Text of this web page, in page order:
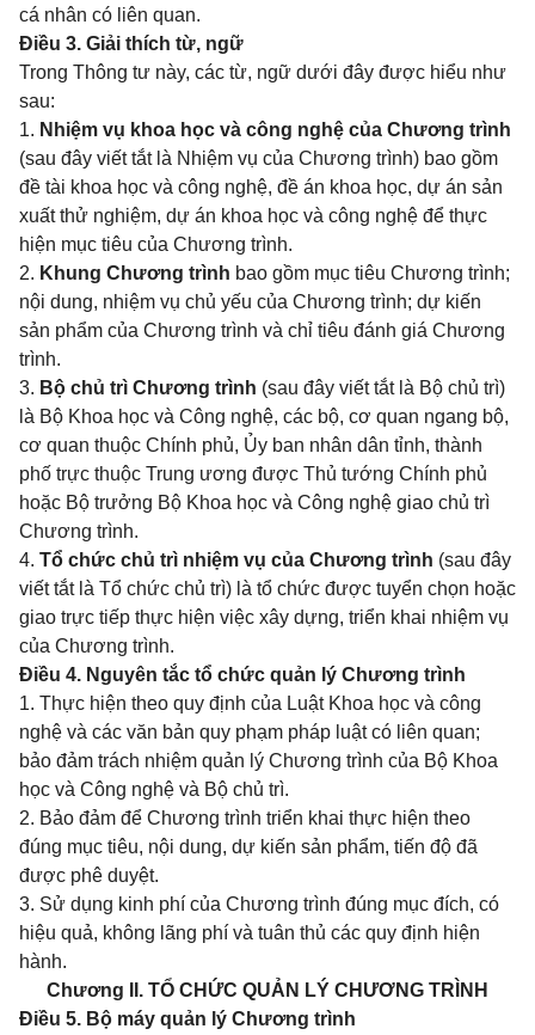
cá nhân có liên quan.
Điều 3. Giải thích từ, ngữ
Trong Thông tư này, các từ, ngữ dưới đây được hiểu như
sau:
1. Nhiệm vụ khoa học và công nghệ của Chương trình
(sau đây viết tắt là Nhiệm vụ của Chương trình) bao gồm
đề tài khoa học và công nghệ, đề án khoa học, dự án sản
xuất thử nghiệm, dự án khoa học và công nghệ để thực
hiện mục tiêu của Chương trình.
2. Khung Chương trình bao gồm mục tiêu Chương trình;
nội dung, nhiệm vụ chủ yếu của Chương trình; dự kiến
sản phẩm của Chương trình và chỉ tiêu đánh giá Chương
trình.
3. Bộ chủ trì Chương trình (sau đây viết tắt là Bộ chủ trì)
là Bộ Khoa học và Công nghệ, các bộ, cơ quan ngang bộ,
cơ quan thuộc Chính phủ, Ủy ban nhân dân tỉnh, thành
phố trực thuộc Trung ương được Thủ tướng Chính phủ
hoặc Bộ trưởng Bộ Khoa học và Công nghệ giao chủ trì
Chương trình.
4. Tổ chức chủ trì nhiệm vụ của Chương trình (sau đây
viết tắt là Tổ chức chủ trì) là tổ chức được tuyển chọn hoặc
giao trực tiếp thực hiện việc xây dựng, triển khai nhiệm vụ
của Chương trình.
Điều 4. Nguyên tắc tổ chức quản lý Chương trình
1. Thực hiện theo quy định của Luật Khoa học và công
nghệ và các văn bản quy phạm pháp luật có liên quan;
bảo đảm trách nhiệm quản lý Chương trình của Bộ Khoa
học và Công nghệ và Bộ chủ trì.
2. Bảo đảm để Chương trình triển khai thực hiện theo
đúng mục tiêu, nội dung, dự kiến sản phẩm, tiến độ đã
được phê duyệt.
3. Sử dụng kinh phí của Chương trình đúng mục đích, có
hiệu quả, không lãng phí và tuân thủ các quy định hiện
hành.
Chương II. TỔ CHỨC QUẢN LÝ CHƯƠNG TRÌNH
Điều 5. Bộ máy quản lý Chương trình